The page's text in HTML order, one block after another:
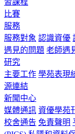
比賽
服務
服務對象 認識資優
遇見的問題 老師遇
研究
主要工作 學苑表現
源連結
新聞中心
媒體通訊 資優學苑
校舍通告 免責聲明